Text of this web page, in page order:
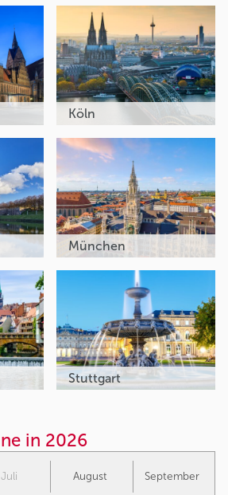
Köln
München
Stuttgart
in 2026
Juli August September